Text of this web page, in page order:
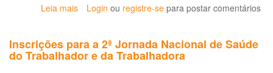
Leia mais sobre
envio
de
Login ou registre-se para postar comentários
Inscrições para a 2ª Jornada Nacional de Saúde
do Trabalhador e da Trabalhadora